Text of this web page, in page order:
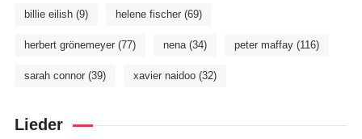
billie eilish(9) helene fischer(69)
herbert grönemeyer(77) nena(34) peter maffay(116)
sarah connor(39) xavier naidoo(32)
Lieder